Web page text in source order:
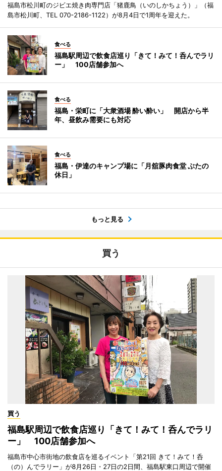
福島市松川町のジビエ焼き肉専門店「猪鹿鳥（いのしかちょう）」（福
島市松川町、TEL 070-2186-1122）が8月4日で1周年を迎えた。
食べる
福島駅周辺で飲食店巡り「きて！みて！呑んでラリ
ー」 100店舗参加へ
食べる
福島・栄町に「大衆酒場 酔い酔い」 開店から半
年、昼飲み需要にも対応
食べる
福島・伊達のキャンプ場に「月舘豚肉食堂 ぶたの
休日」
もっと見る
買う
買う
福島駅周辺で飲食店巡り「きて！みて！呑んでラリ
ー」 100店舗参加へ
福島市中心市街地の飲食店を巡るイベント「第21回 きて！みて！呑
（の）んでラリー」が8月26日・27日の2日間、福島駅東口周辺で開催